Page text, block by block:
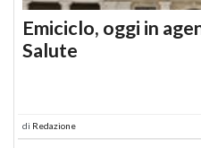
Emiciclo, oggi in
Salute
di Redazione